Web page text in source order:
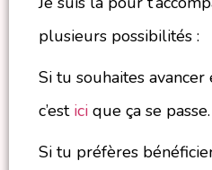
plusieurs possibilités :
Si tu souhaites
c’est ici que ça se passe.
Si tu préfères